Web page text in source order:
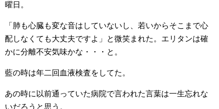
曜日。
「肺も心臓も変な音はしていないし、若いからそこまで心
配しなくても大丈夫ですよ」と微笑まれた。エリタンは確
かに分離不安気味かな・・・と。
藍の時は年二回血液検査をしてた。
あの時に以前通っていた病院で言われた言葉は一生忘れな
いだろうと思う。